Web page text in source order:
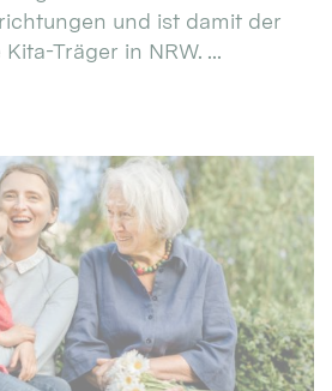
und ist damit der
Träger in NRW. ...